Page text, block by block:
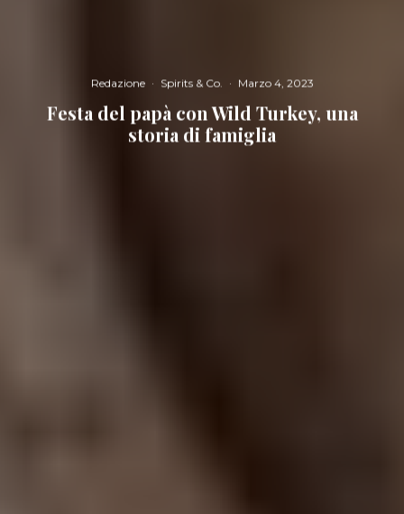
Redazione · Spirits & Co. · Marzo 4, 2023
Festa del papà con Wild Turkey, una
storia di famiglia